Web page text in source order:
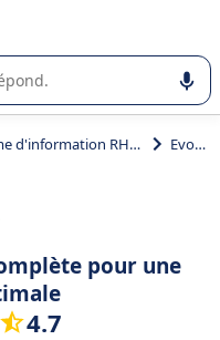
ou la sélection de
Système d'information RH (SIRH) Evohrp
pour une
4.7